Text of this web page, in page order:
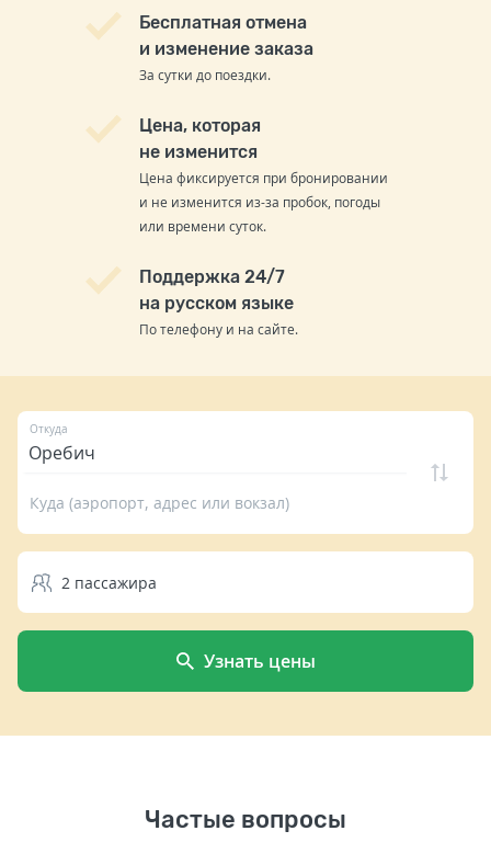
Бесплатная отмена
и изменение заказа
За сутки до поездки.
Цена, которая
не изменится
Цена фиксируется при бронировании
и не изменится из-за пробок, погоды
или времени суток.
Поддержка 24/7
на русском языке
По телефону и на сайте.
Откуда
Куда (аэропорт, адрес или вокзал)
2 пассажира
Узнать цены
Частые вопросы